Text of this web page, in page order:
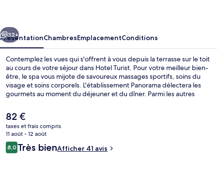
Suivant
32+
PrésentationChambresEmplacementConditions
Contemplez les vues qui s'offrent à vous depuis la terrasse sur le toit
au cours de votre séjour dans Hotel Turist. Pour votre meilleur bien-
être, le spa vous mijote de savoureux massages sportifs, soins du
visage et soins corporels. L'établissement Panorama délectera les
gourmets au moment du déjeuner et du dîner. Parmi les autres
salle de fitness, et un sauna.
Le
prix
actuel
est
de
82 €
taxes et frais compris
11 août - 12 août
Avis
voyageurs
8,08,0 sur 10
Très bienAfficher 41 avis